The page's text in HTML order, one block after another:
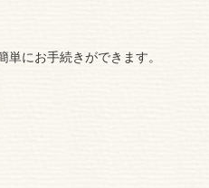
単にお手続きができます。